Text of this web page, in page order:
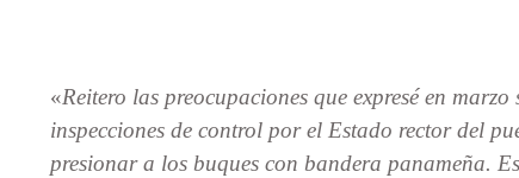
«Reitero las preocupaciones que expresé en
inspecciones de control por el Estado rector del
presionar a los buques con bandera panameña.